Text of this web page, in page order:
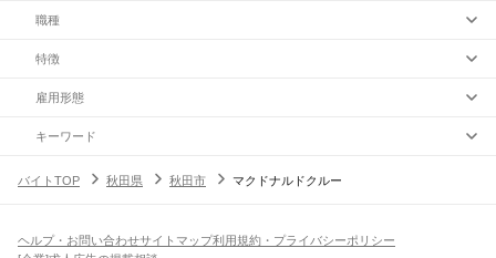
職種
特徴
雇用形態
キーワード
バイトTOP 秋田県 秋田市 マクドナルドクルー
ヘルプ・お問い合わせサイトマップ利用規約・プライバシーポリシー